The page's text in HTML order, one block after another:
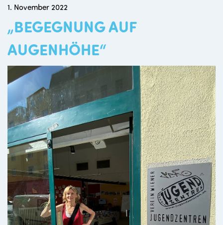
1. November 2022
„BEGEGNUNG AUF
AUGENHÖHE“